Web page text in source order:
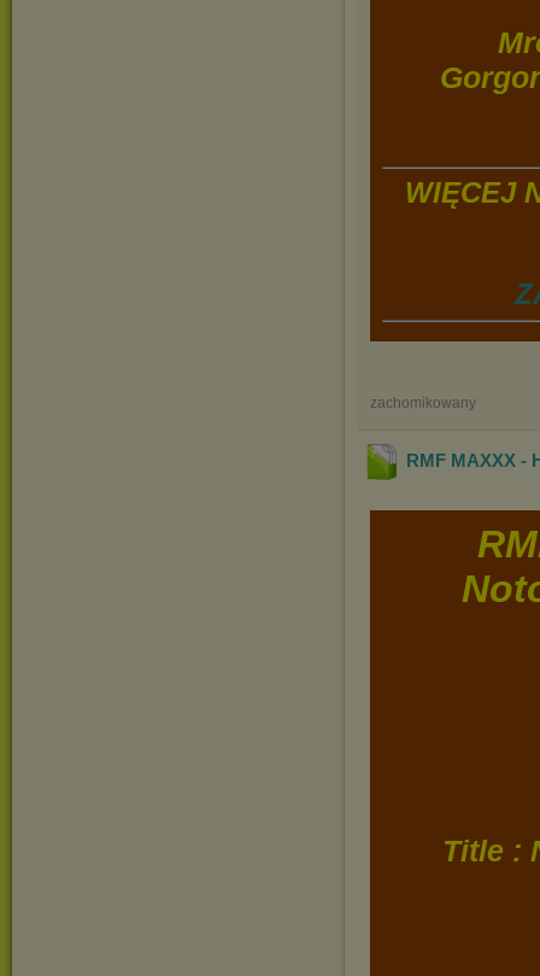
WIĘCEJ
zachomikowany
RMF MAXXX -
Title :